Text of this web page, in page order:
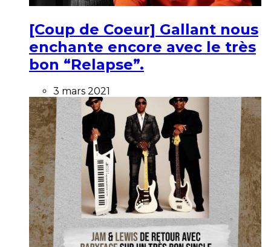
[Coup de Coeur] Gallant nous
enchante encore avec le très
bon “Relapse”.
3 mars 2021